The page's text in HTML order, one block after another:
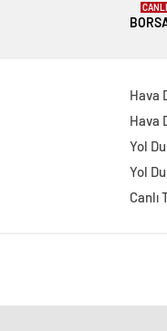
CANLI
Hava
Hava
Yol
Yol
Canlı